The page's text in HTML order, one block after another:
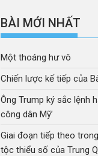
BÀI MỚI NHẤT
Một thoáng hư vô
Chiến lược kế tiếp của
Ông Trump ký sắc lệnh
công dân Mỹ’
Giai đoạn tiếp theo
tộc thiểu số của Trung